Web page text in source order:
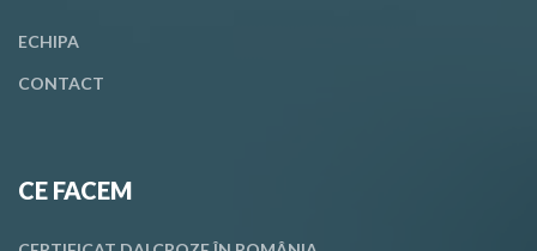
ECHIPA
CONTACT
CE FACEM